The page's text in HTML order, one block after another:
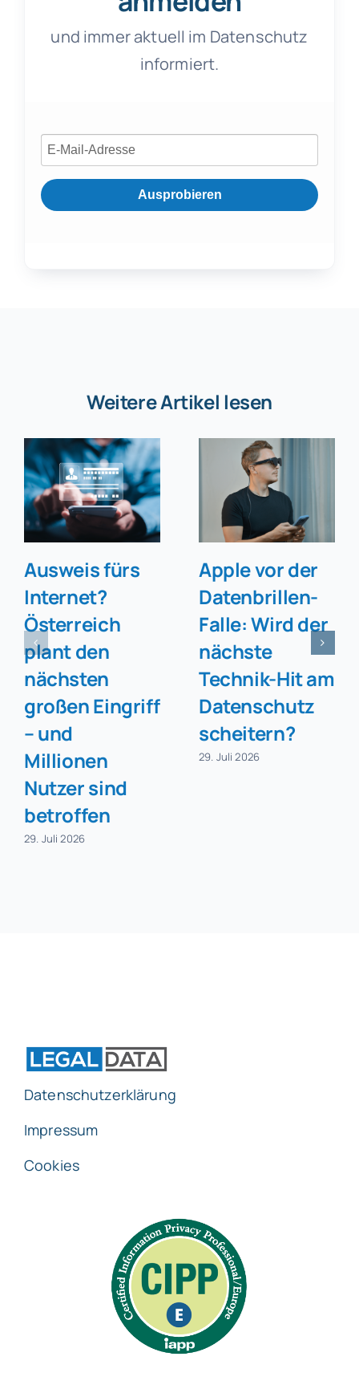
und immer aktuell im Datenschutz
informiert.
Ausprobieren
Weitere Artikel lesen
Ausweis fürs
Internet?
Österreich
plant den
nächsten
großen Eingriff
– und
Millionen
Nutzer sind
betroffen
29. Juli 2026
Apple vor der
Datenbrillen-
Falle: Wird der
nächste
Technik-Hit am
Datenschutz
scheitern?
29. Juli 2026
Datenschutzerklärung
Impressum
Cookies